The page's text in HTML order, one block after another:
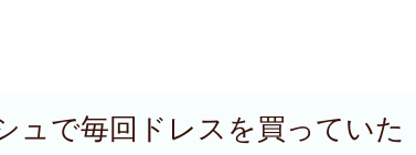
ュで毎回ドレスを買っていた